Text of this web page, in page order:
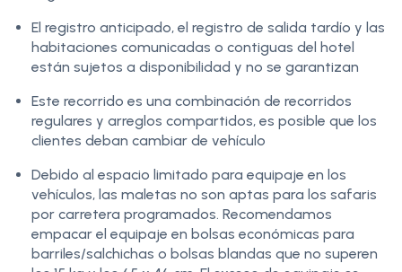
El registro anticipado, el registro de salida tardío y las
habitaciones comunicadas o contiguas del hotel
están sujetos a disponibilidad y no se garantizan
Este recorrido es una combinación de recorridos
regulares y arreglos compartidos, es posible que los
clientes deban cambiar de vehículo
Debido al espacio limitado para equipaje en los
vehículos, las maletas no son aptas para los safaris
por carretera programados. Recomendamos
empacar el equipaje en bolsas económicas para
barriles/salchichas o bolsas blandas que no superen